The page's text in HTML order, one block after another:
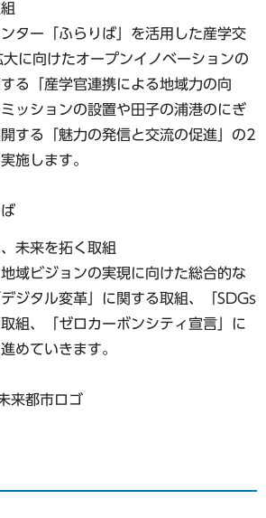
ター「ふらりば」を活用した産学交
に向けたオープンイノベーションの
る「産学官連携による地域力の向
ミッションの設置や田子の浦港のにぎ
する「魅力の発信と交流の促進」の2
施します。
未来を拓く取組
域ビジョンの実現に向けた総合的な
ジタル変革」に関する取組、「SDGs
組、「ゼロカーボンシティ宣言」に
めていきます。
来都市ロゴ